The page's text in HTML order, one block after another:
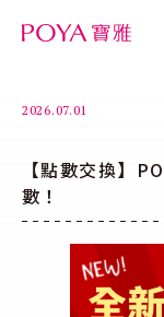
2026.07.01
【點數交換】
數！